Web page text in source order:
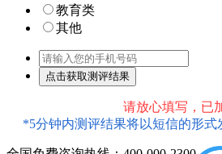
教育类
其他
请放心填写，已
*5分钟内测评结果将以短信的形